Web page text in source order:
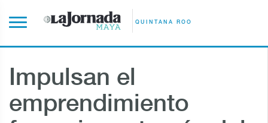
QUINTANA ROO
Impulsan el
emprendimiento